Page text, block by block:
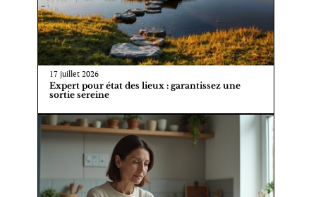
17 juillet 2026
Expert pour état des lieux : garantissez une
sortie sereine